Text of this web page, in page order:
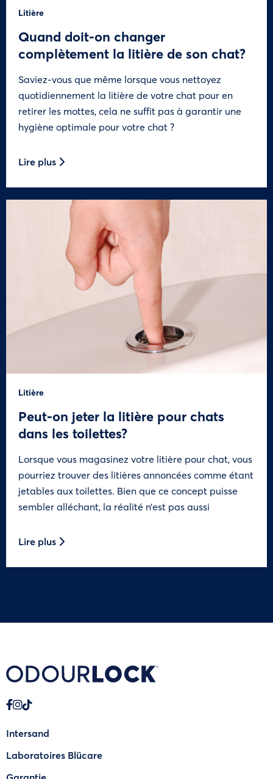
Litière
Quand doit-on changer
complètement la litière de son chat?
Saviez-vous que même lorsque vous nettoyez
quotidiennement la litière de votre chat pour en
retirer les mottes, cela ne suffit pas à garantir une
hygiène optimale pour votre chat ?
Lire plus
Litière
Peut-on jeter la litière pour chats
dans les toilettes?
Lorsque vous magasinez votre litière pour chat, vous
pourriez trouver des litières annoncées comme étant
jetables aux toilettes. Bien que ce concept puisse
sembler alléchant, la réalité n’est pas aussi
Lire plus
Intersand
Laboratoires Blücare